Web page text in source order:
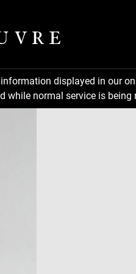
displayed in our
while normal service is being